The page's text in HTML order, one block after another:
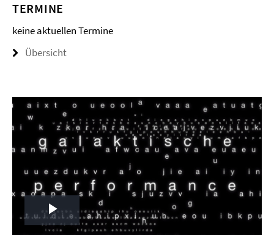
TERMINE
keine aktuellen Termine
Übersicht
Play